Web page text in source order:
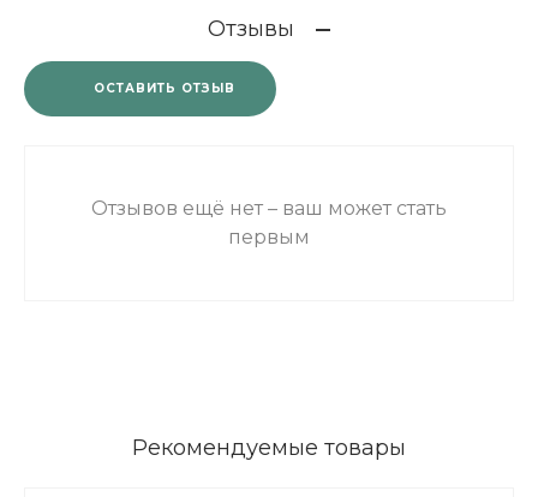
Отзывы
ОСТАВИТЬ ОТЗЫВ
Отзывов ещё нет – ваш может стать
первым
Рекомендуемые товары